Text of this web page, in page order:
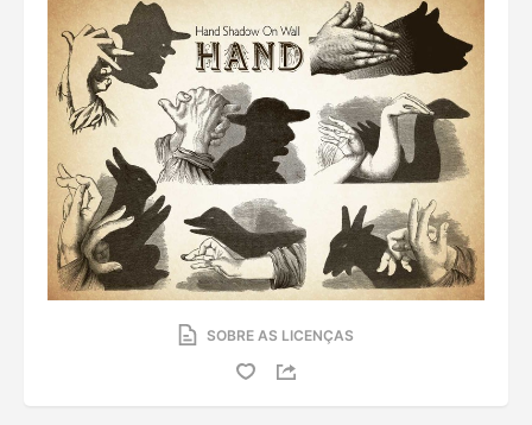
SOBRE AS LICENÇAS